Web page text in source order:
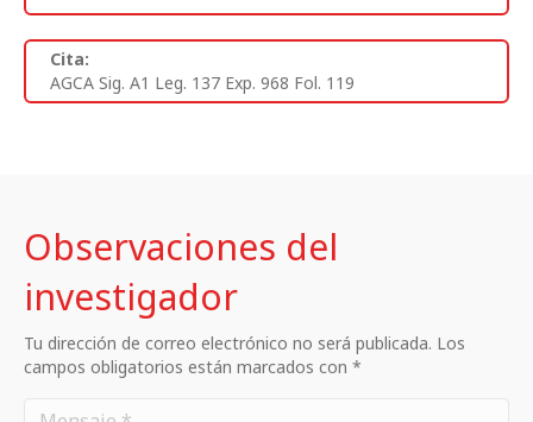
Cita:
AGCA Sig. A1 Leg. 137 Exp. 968 Fol. 119
Observaciones del
investigador
Tu dirección de correo electrónico no será publicada. Los
campos obligatorios están marcados con *